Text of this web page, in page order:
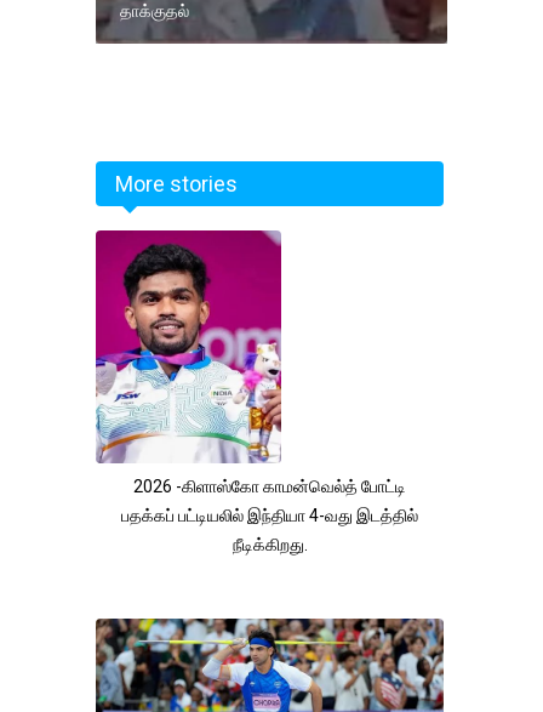
தாக்குதல்
More stories
2026 -கிளாஸ்கோ காமன்வெல்த் போட்டி
பதக்கப் பட்டியலில் இந்தியா 4-வது இடத்தில்
நீடிக்கிறது.